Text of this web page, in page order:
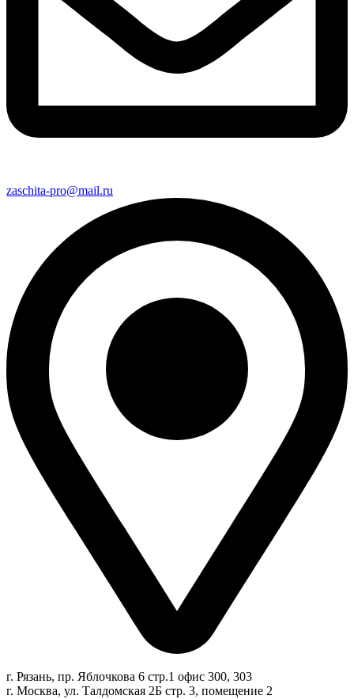
zaschita-pro@mail.ru
г. Рязань, пр. Яблочкова 6 стр.1 офис 300, 303
г. Москва, ул. Талдомская 2Б стр. 3, помещение 2